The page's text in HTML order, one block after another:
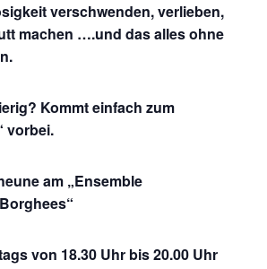
verschwenden, verlieben,
machen ….und das alles ohne
Kommt einfach zum
vorbei.
am „Ensemble
von 18.30 Uhr bis 20.00 Uhr